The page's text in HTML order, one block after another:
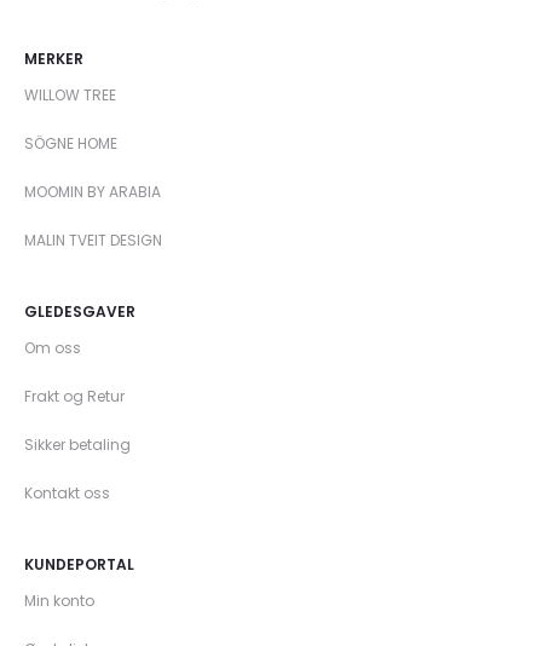
MERKER
WILLOW TREE
SÖGNE HOME
MOOMIN BY ARABIA
MALIN TVEIT DESIGN
GLEDESGAVER
Om oss
Frakt og Retur
Sikker betaling
Kontakt oss
KUNDEPORTAL
Min konto